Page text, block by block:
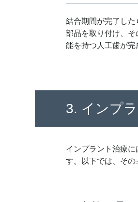
結合期間が完了し
部品を取り付け、
能を持つ人工歯が完
3. インプ
インプラント治療
す。以下では、その